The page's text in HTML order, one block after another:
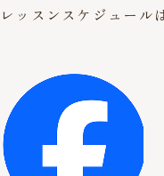
レッスンスケジュール